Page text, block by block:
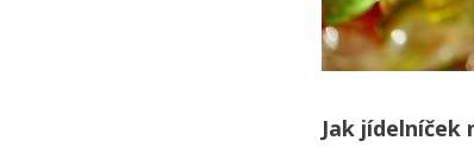
Jak jídelníček